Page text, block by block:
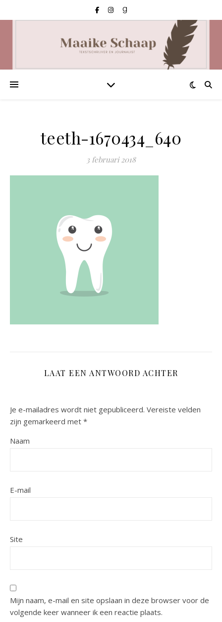
teeth-1670434_640
3 februari 2018
LAAT EEN ANTWOORD ACHTER
Je e-mailadres wordt niet gepubliceerd. Vereiste velden
zijn gemarkeerd met *
Naam
E-mail
Site
Mijn naam, e-mail en site opslaan in deze browser voor de
volgende keer wanneer ik een reactie plaats.